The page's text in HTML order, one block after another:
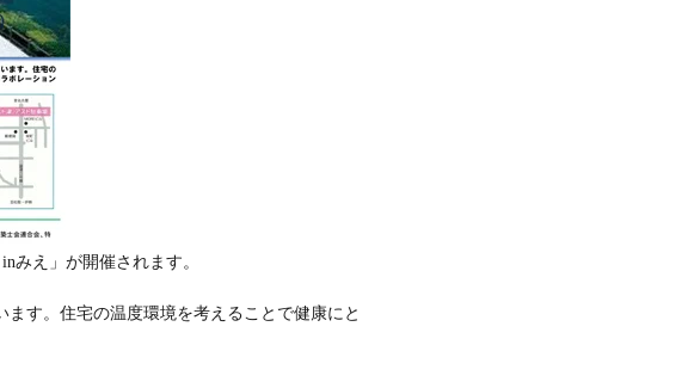
みえ」が開催されます。
す。住宅の温度環境を考えることで健康にと